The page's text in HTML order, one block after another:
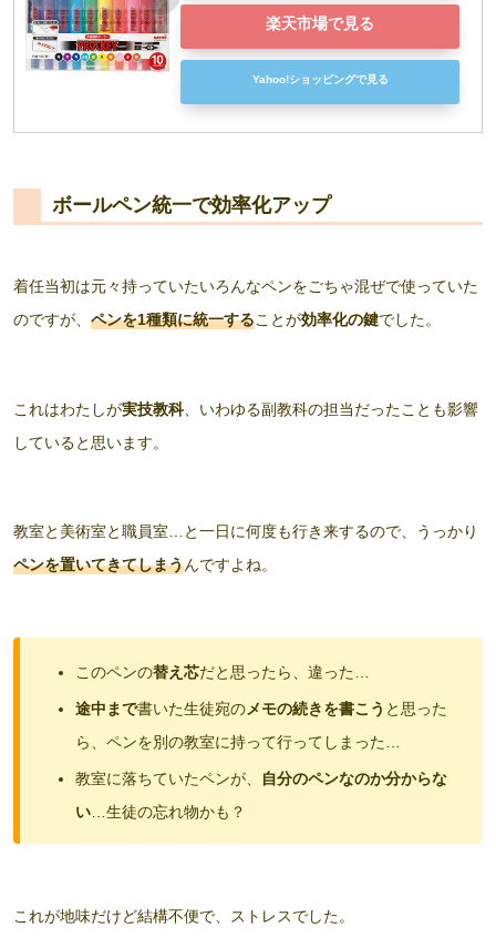
楽天市場で見る
Yahoo!ショッピングで見る
ボールペン統一で効率化アップ
着任当初は元々持っていたいろんなペンをごちゃ混ぜで使っていた
のですが、 ペンを1種類に統一することが効率化の鍵でした。
これはわたしが実技教科、いわゆる副教科の担当だったことも影響
していると思います。
教室と美術室と職員室…と一日に何度も行き来するので、うっかり
ペンを置いてきてしまうんですよね。
このペンの替え芯だと思ったら、違った…
途中まで書いた生徒宛のメモの続きを書こう と思った
ら、ペンを別の教室に持って行ってしまった…
教室に落ちていたペンが、
自分のペンなのか分からな
い…生徒の忘れ物かも？
これが地味だけど結構不便で、ストレスでした。